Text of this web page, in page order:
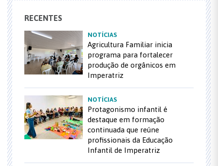
RECENTES
NOTÍCIAS
Agricultura Familiar inicia
programa para fortalecer
produção de orgânicos em
Imperatriz
NOTÍCIAS
Protagonismo infantil é
destaque em formação
continuada que reúne
profissionais da Educação
Infantil de Imperatriz